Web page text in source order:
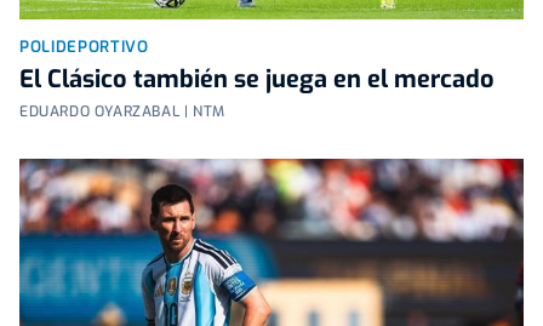
POLIDEPORTIVO
El Clásico también se juega en el mercado
EDUARDO OYARZABAL | NTM